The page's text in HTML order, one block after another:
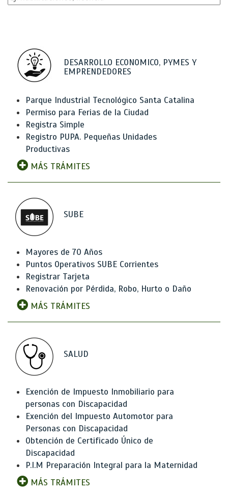
DESARROLLO ECONOMICO, PYMES Y
EMPRENDEDORES
Parque Industrial Tecnológico Santa Catalina
Permiso para Ferias de la Ciudad
Registra Simple
Registro PUPA. Pequeñas Unidades
Productivas
MÁS TRÁMITES
SUBE
Mayores de 70 Años
Puntos Operativos SUBE Corrientes
Registrar Tarjeta
Renovación por Pérdida, Robo, Hurto o Daño
MÁS TRÁMITES
SALUD
Exención de Impuesto Inmobiliario para
personas con Discapacidad
Exención del Impuesto Automotor para
Personas con Discapacidad
Obtención de Certificado Único de
Discapacidad
P.I.M Preparación Integral para la Maternidad
MÁS TRÁMITES